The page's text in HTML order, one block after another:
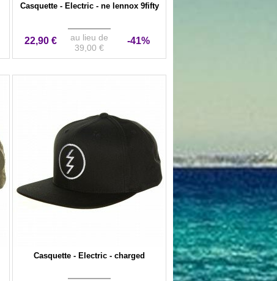
Casquette - Electric - ne lennox 9fifty
22,90 €
au lieu de
39,00 €
-41%
Casquette - Electric - charged